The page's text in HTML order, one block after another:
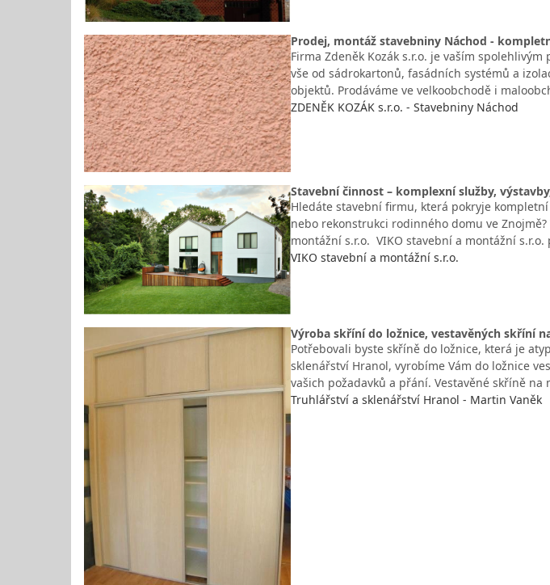
Prodej, montáž stavebniny Náchod -
Firma Zdeněk Kozák s.r.o. je vaším
vše od sádrokartonů, fasádních systémů a
objektů. Prodáváme ve velkoobchodě i
ZDENĚK KOZÁK s.r.o. - Stavebniny Náchod
Stavební činnost – komplexní služby,
Hledáte stavební firmu, která pokryje
nebo rekonstrukci rodinného domu ve
montážní s.r.o. VIKO stavební a montážní
VIKO stavební a montážní s.r.o.
Výroba skříní do ložnice, vestavěných skříní
Potřebovali byste skříně do ložnice, která je
sklenářství Hranol, vyrobíme Vám do ložnice
vašich požadavků a přání. Vestavěné skříně
Truhlářství a sklenářství Hranol - Martin Vaněk